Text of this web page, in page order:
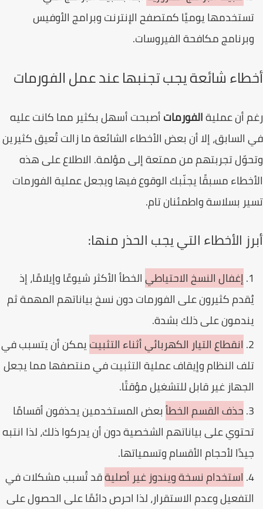
يوميًا كمتصفح الإنترنت وبرامج الأوفيس
مكافحة الفيروسات.
شائعة يجب تجنبها عند عمل الفورمات
أن عمليةالفورماتأصبحت أسهل بكثير مما كانت عليه
إلا أن بعض الأخطاء الشائعة ما زالت تُعيق كثيرين
تجربتهم من ممتعة إلى مؤلمة. الاطلاع على هذه
مسبقًا يجنّبك الوقوع فيها ويجعل عملية الفورمات
بسلاسة واطمئنان تام.
الأخطاء التي يجب الحذر منها:
إغفال النسخ الاحتياطيالخطأ الأكثر شيوعًا وإيلامًا، إذ
كثيرون على الفورمات دون نسخ بياناتهم المهمة ثم
على ذلك بشدة.
انقطاع التيار الكهربائي أثناء التثبيتيمكن أن يتسبب في
النظام وإيقاف عملية التثبيت في منتصفها مما يجعل
غير قابل للتشغيل مؤقتًا.
حذف القسم الخطأبعض المستخدمين يحذفون أقسامًا
على بياناتهم الشخصية دون أن يدركوا ذلك، لذا انتبه
لأحجام الأقسام وتسمياتها.
استخدام نسخة ويندوز غير أصليةقد تُسبب مشكلات في
وعدم الاستقرار، لذا احرص دائمًا على الحصول على